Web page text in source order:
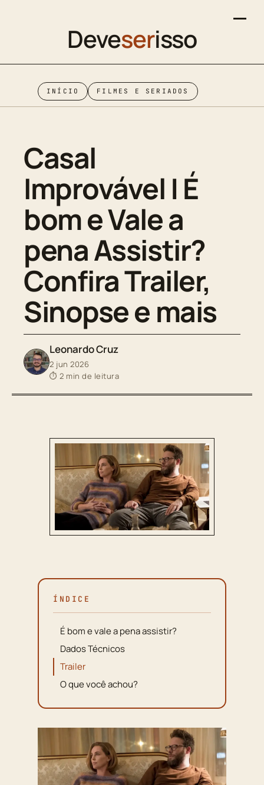
Deveserisso
INÍCIO FILMES E SERIADOS
Casal
Improvável | É
bom e Vale a
pena Assistir?
Confira Trailer,
Sinopse e mais
Leonardo Cruz
2 jun 2026
⏱ 2 min de leitura
ÍNDICE
É bom e vale a pena assistir?
Dados Técnicos
Trailer
O que você achou?